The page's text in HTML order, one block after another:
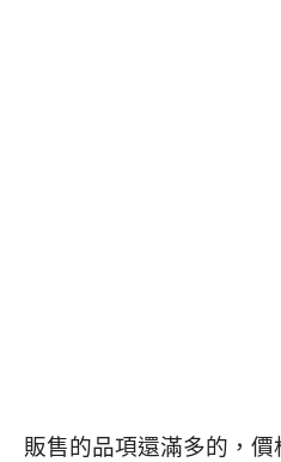
販售的品項還滿多的，